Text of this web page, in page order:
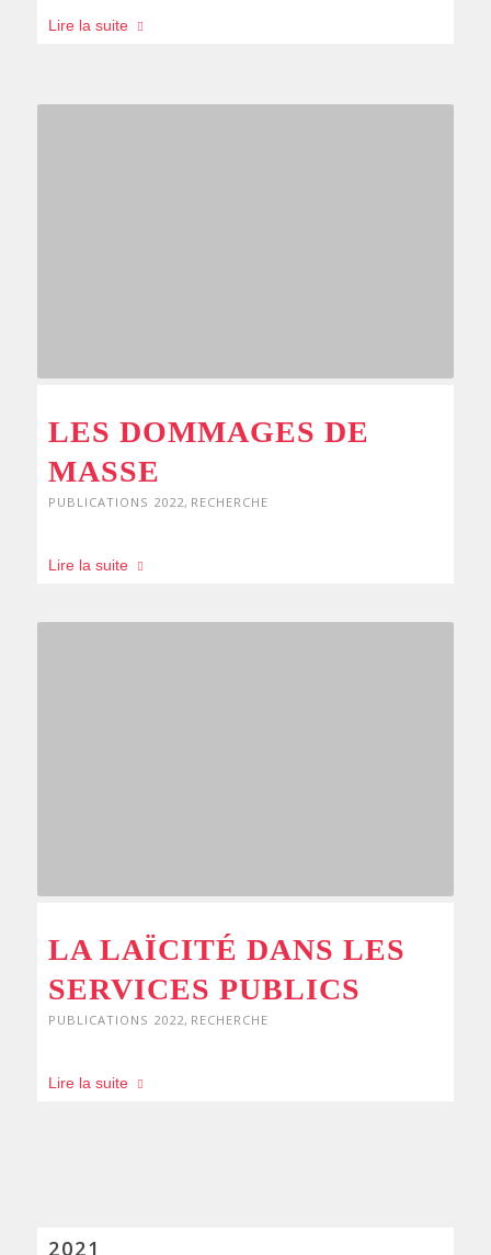
Lire la suite
LES DOMMAGES DE
MASSE
PUBLICATIONS 2022, RECHERCHE
Lire la suite
LA LAÏCITÉ DANS LES
SERVICES PUBLICS
PUBLICATIONS 2022, RECHERCHE
Lire la suite
2021